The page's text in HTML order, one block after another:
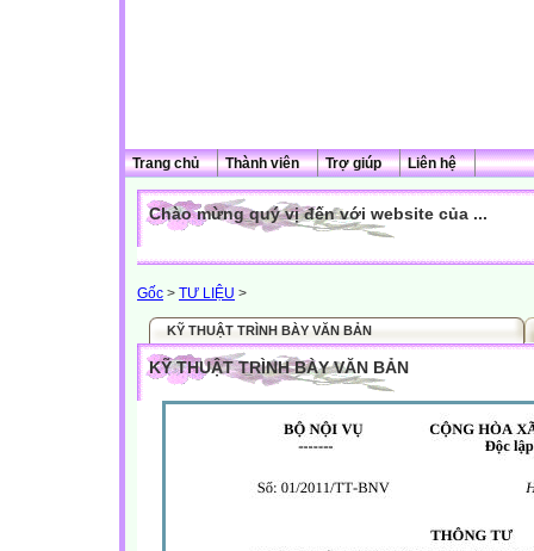
Trang chủ Thành viên Trợ giúp Liên hệ
Chào mừng quý vị đến với website của ...
Gốc > TƯ LIỆU >
KỸ THUẬT TRÌNH BÀY VĂN BẢN
KỸ THUẬT TRÌNH BÀY VĂN BẢN